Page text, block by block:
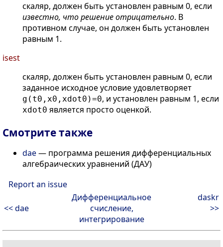
скаляр, должен быть установлен равным 0, если
известно, что решение отрицательно. В
противном случае, он должен быть установлен
равным 1.
isest
скаляр, должен быть установлен равным 0, если
заданное исходное условие удовлетворяет
g(t0,x0,xdot0)=0, и установлен равным 1, если
xdot0 является просто оценкой.
Смотрите также
dae— программа решения дифференциальных
алгебраических уравнений (ДАУ)
Report an issue
<< dae
Дифференциальное
счисление,
интегрирование
daskr
>>